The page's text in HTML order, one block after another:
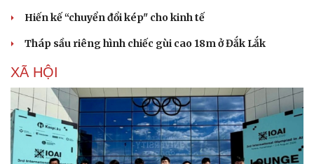
Sức khỏe
Dinh dưỡng - món ngon
Sản phụ khoa
Nam khoa
Làm đẹp - giảm cân
Phòng mạch online
Ăn sạch sống khỏe
Đời sống
Nhà đẹp
Hiến kế “chuyển đổi kép" cho kinh tế
Tháp sầu riêng hình chiếc gùi cao 18m ở Đắk Lắk
XÃ HỘI